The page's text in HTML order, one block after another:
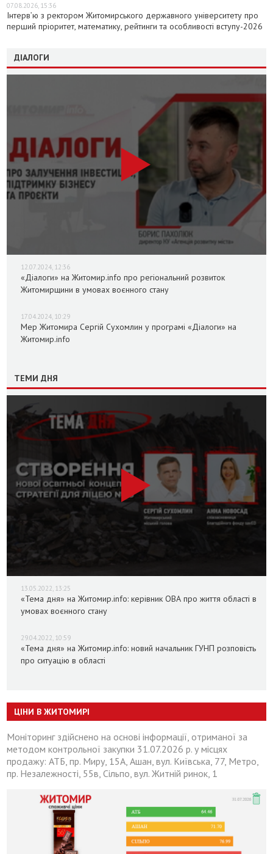
07.08.2026, 15:36
Інтерв’ю з ректором Житомирського державного університету про
перший пріоритет, математику, рейтинги та особливості вступу-2026
ДІАЛОГИ
12.07.2024, 12:36
«Діалоги» на Житомир.info про регіональний розвиток
Житомирщини в умовах воєнного стану
17.04.2024, 10:29
Мер Житомира Сергій Сухомлин у програмі «Діалоги» на
Житомир.info
ТЕМИ ДНЯ
13.05.2022, 13:25
«Тема дня» на Житомир.info: керівник ОВА про життя області в
умовах воєнного стану
29.04.2022, 10:59
«Тема дня» на Житомир.info: новий начальник ГУНП розповість
про ситуацію в області
ЦІНИ В ЖИТОМИРІ
Моніторинг здійснено на основі інформації, отриманої за
методом контрольної закупки 31.07.2026 р. у місцях
продажу: АТБ, пр. Миру, 15А, Ашан, вул. Київська, 77, Метро,
пр. Незалежності, 55в, Сільпо, вул. Житній ринок, 1